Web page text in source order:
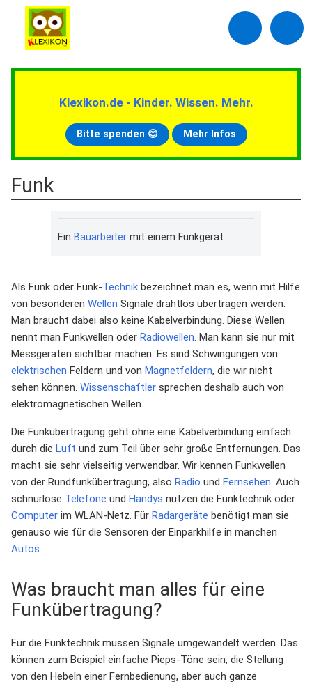
Klexikon.de - Kinder. Wissen. Mehr.
Bitte spenden 😊 Mehr Infos
Funk
Ein Bauarbeitermit einem Funkgerät
Als Funk oder Funk-Technik bezeichnet man es, wenn mit Hilfe
von besonderen Wellen Signale drahtlos übertragen werden.
Man braucht dabei also keine Kabelverbindung. Diese Wellen
nennt man Funkwellen oder Radiowellen. Man kann sie nur mit
Messgeräten sichtbar machen. Es sind Schwingungen von
elektrischen Feldern und von Magnetfeldern, die wir nicht
sehen können. Wissenschaftler sprechen deshalb auch von
elektromagnetischen Wellen.
Die Funkübertragung geht ohne eine Kabelverbindung einfach
durch die Luft und zum Teil über sehr große Entfernungen. Das
macht sie sehr vielseitig verwendbar. Wir kennen Funkwellen
von der Rundfunkübertragung, also Radio und Fernsehen. Auch
schnurlose Telefone und Handys nutzen die Funktechnik oder
Computer im WLAN-Netz. Für Radargeräte benötigt man sie
genauso wie für die Sensoren der Einparkhilfe in manchen
Autos.
Was braucht man alles für eine
Funkübertragung?
Für die Funktechnik müssen Signale umgewandelt werden. Das
können zum Beispiel einfache Pieps-Töne sein, die Stellung
von den Hebeln einer Fernbedienung, aber auch ganze